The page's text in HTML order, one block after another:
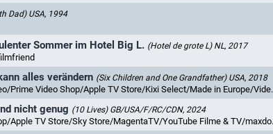
Dad) USA, 1994
Sommer im Hotel Big L. (Hotel de grote L) NL, 2017
alles verändern (Six Children and One Grandfather) USA, 2018
TV Store/Kixi Select/Made in Europe/Videobuster.de/MagentaTV/YouTube/YouTube Filme & TV/Videoload/Netzkino/NetzkinoPlus/Rakuten TV/wedotv
nicht genug (10 Lives) GB/USA/F/RC/CDN, 2024
Store/Sky Store/MagentaTV/YouTube Filme & TV/maxdome/Videoload/Rakuten TV